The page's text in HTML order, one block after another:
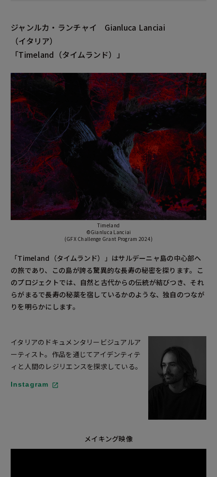
ジャンルカ・ランチャイ Gianluca Lanciai
（イタリア）
「Timeland （タイムランド）」
Timeland
©Gianluca Lanciai
(GFX Challenge Grant Program 2024)
「Timeland（タイムランド）」はサルデーニャ島の中心部へ
の旅であり、この島が誇る驚異的な長寿の秘密を探ります。こ
のプロジェクトでは、自然と古代からの伝統が結びつき、それ
らがまるで長寿の秘薬を宿しているかのような、独自のつなが
りを明らかにします。
イタリアのドキュメンタリービジュアルア
ーティスト。作品を通じてアイデンティテ
ィと人間のレジリエンスを探求している。
Instagram
メイキング映像